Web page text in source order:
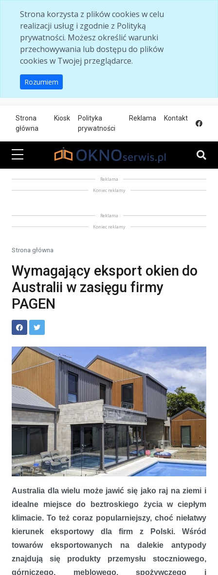
Strona korzysta z plików cookies w celu
realizacji usług i zgodnie z Polityką
prywatności. Możesz określić warunki
przechowywania lub dostępu do plików
cookies w Twojej przeglądarce.
Rozumiem
Strona
główna
Kiosk
Polityka
prywatności
Reklama Kontakt
Reklama
Koniec reklamy
Reklama
Koniec reklamy
Strona główna
Wymagający eksport okien do
Australii w zasięgu firmy
PAGEN
Australia dla wielu może jawić się jako raj na ziemi i
idealne miejsce do beztroskiego życia w ciepłym
klimacie. To też coraz popularniejszy, choć niełatwy
kierunek eksportowy dla firm z Polski. Wśród
towarów eksportowanych na dalekie antypody
znajdują się produkty przemysłu stoczniowego,
górniczego, meblowego, spożywczego i